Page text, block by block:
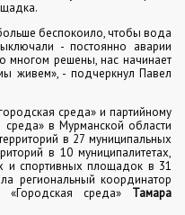
беспокоило, чтобы вода
- постоянно аварии
многом решены, нас начинает
живем», - подчеркнул Павел
среда» и партийному
среда» в Мурманской области
в 27 муниципальных
в 10 муниципалитетах,
и спортивных площадок в 31
региональный координатор
«Городская среда» Тамара